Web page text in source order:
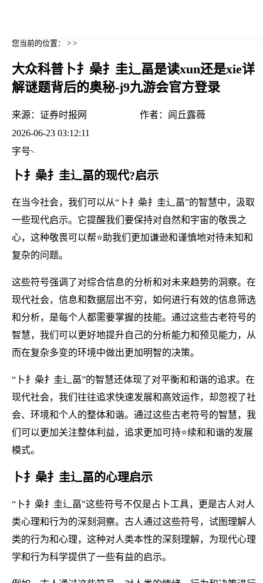
您当前的位置： > >
大众科普卜扌喿扌圭辶畐是读xun还是xie详
解谜题背后的奥秘-j9九游会官方登录
来源： 证券时报网 作者： 闾丘露薇
2026-06-23 03:12:11
字号
卜扌喿扌圭辶畐的现代?启示
在当今社会，我们可以从“卜扌喿扌圭辶畐”的智慧中，汲取
一些现代启示。它提醒我们要保持对自然和宇宙的敬畏之
心，这种敬畏可以帮⭐助我们更加谦逊和谨慎地对待未知和
复杂的问题。
这些符号强调了对综合信息的分析和对未来趋势的洞察。在
现代社会，信息和数据层出不穷，如何进行有效的信息筛选
和分析，是每个人都需要掌握的技能。通过这些古老符号的
智慧，我们可以更好地提升自己的分析能力和预见能力，从
而在复杂多变的环境中做出更加明智的决策。
“卜扌喿扌圭辶畐”的智慧还体现了对平衡和和谐的追求。在
现代社会，我们往往追求快速发展和高效运作，却忽视了社
会、环境和个人的整体和谐。通过这些古老符号的智慧，我
们可以更加关注整体利益，追求更加可持⭐续和和谐的发展
模式。
卜扌喿扌圭辶畐的心理启示
“卜扌喿扌圭辶畐”这些符号不仅是占卜工具，更是古人对人
类心理和行为的深刻洞察。古人通过这些符号，试图理解人
类的行为和心理，这种对人类本性的深刻理解，为现代心理
学和行为科学提供了一些有益的启示。